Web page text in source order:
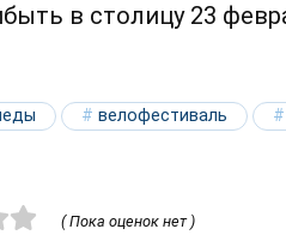
в столицу 23
велофестиваль
( Пока оценок нет )